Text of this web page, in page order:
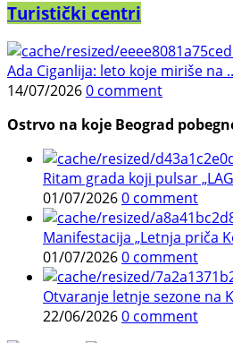
Turistički centri
Ada Ciganlija: leto koje miriše na
14/07/20260 comment
Ostrvo na koje Beograd
Ritam grada koji pulsar
01/07/20260 comment
Manifestacija „Letnja priča
01/07/20260 comment
Otvaranje letnje sezone na
22/06/20260 comment